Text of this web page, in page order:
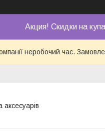
Акция! Скидки на
неробочий час.
аксесуарів